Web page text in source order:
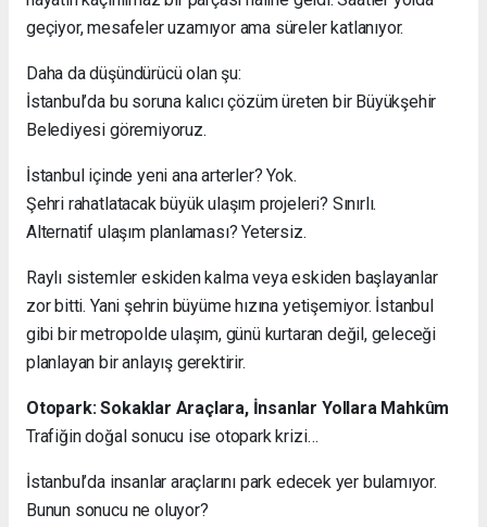
geçiyor, mesafeler uzamıyor ama süreler katlanıyor.
Daha da düşündürücü olan şu:
İstanbul’da bu soruna kalıcı çözüm üreten bir Büyükşehir
Belediyesi göremiyoruz.
İstanbul içinde yeni ana arterler? Yok.
Şehri rahatlatacak büyük ulaşım projeleri? Sınırlı.
Alternatif ulaşım planlaması? Yetersiz.
Raylı sistemler eskiden kalma veya eskiden başlayanlar
zor bitti. Yani şehrin büyüme hızına yetişemiyor. İstanbul
gibi bir metropolde ulaşım, günü kurtaran değil, geleceği
planlayan bir anlayış gerektirir.
Otopark: Sokaklar Araçlara, İnsanlar Yollara Mahkûm
Trafiğin doğal sonucu ise otopark krizi…
İstanbul’da insanlar araçlarını park edecek yer bulamıyor.
Bunun sonucu ne oluyor?